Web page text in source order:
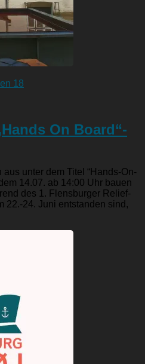
18
On Board“-
unter dem Titel “Hands-On-
14.07. ab 14:00 Uhr bauen
des 1. Flensburger Relief-
22.-24. Juni entstanden sind,